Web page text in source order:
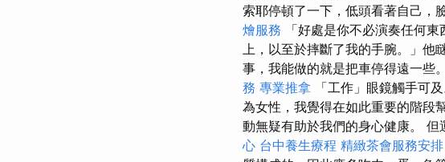
索耶停頓了一下，低頭看著自己，
燴服務
「好處是你不必演奏任何
上，以至於摔斷了我的手腕。」他
事，我能做的就是把車停得遠一些
務 專業推拿 「工作」眼鏡觸手可
為女性，我覺得在如此重要的階段
動無疑有助於我們的身心健康。
心 台中養生療程 精緻茶會服務安排